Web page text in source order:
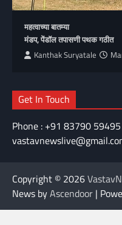
महत्वाच्या बातम्या
मंडप, पेंडॉल तपासणी पथक गठीत
Kanthak Suryatale
Get In Touch
Phone : +91 83790
Copyright © 2026
News byAscendoor |